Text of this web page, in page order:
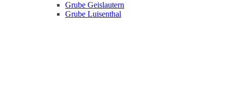
Grube Geislautern
Grube Luisenthal